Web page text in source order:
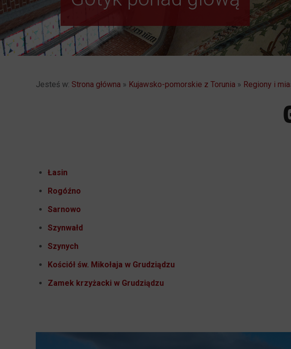
Jesteś w: Strona główna » Kujawsko-pomorskie z Torunia » Regiony i
Łasin
Rogóźno
Sarnowo
Szynwałd
Szynych
Kościół św. Mikołaja w Grudziądzu
Zamek krzyżacki w Grudziądzu